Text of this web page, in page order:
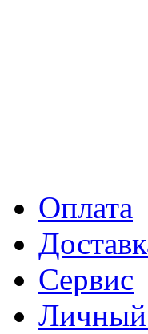
Оплата
Сервис
Личный